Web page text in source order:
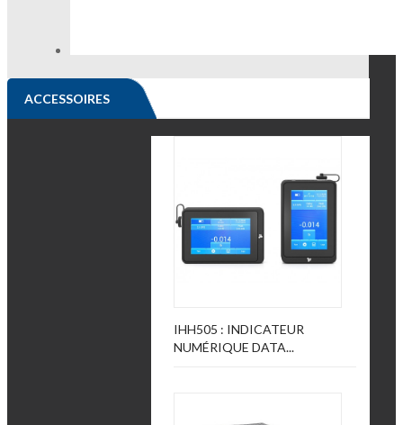
ACCESSOIRES
IHH505 : INDICATEUR
NUMÉRIQUE DATA...